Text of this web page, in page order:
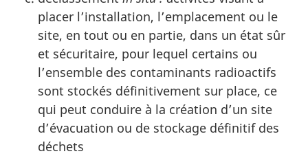
placer l’installation, l’emplacement ou le
site, en tout ou en partie, dans un état sûr
et sécuritaire, pour lequel certains ou
l’ensemble des contaminants radioactifs
sont stockés définitivement sur place, ce
qui peut conduire à la création d’un site
d’évacuation ou de stockage définitif des
déchets